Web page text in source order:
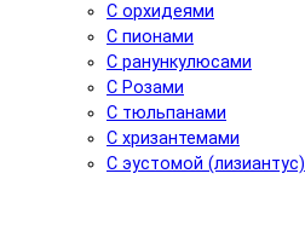
С орхидеями
С пионами
С ранункулюсами
С Розами
С тюльпанами
С хризантемами
С эустомой (лизиантус)